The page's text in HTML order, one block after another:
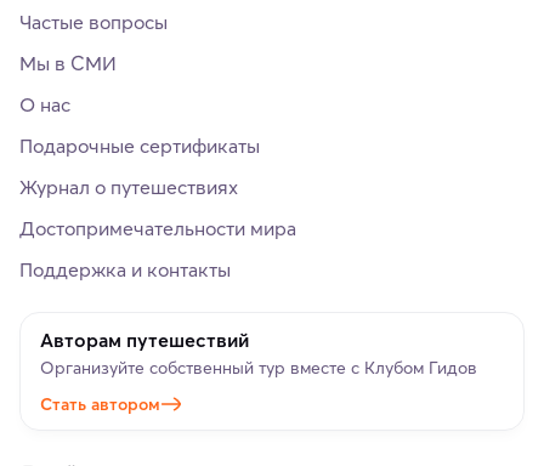
Частые вопросы
Мы в СМИ
О нас
Подарочные сертификаты
Журнал о путешествиях
Достопримечательности мира
Поддержка и контакты
Авторам путешествий
Организуйте собственный тур вместе с Клубом Гидов
Стать автором